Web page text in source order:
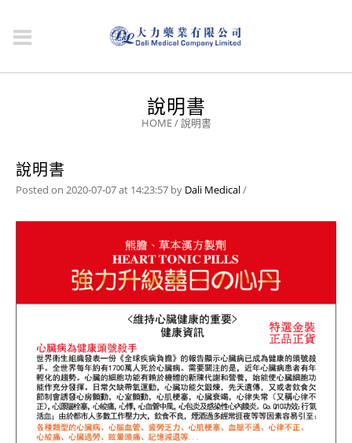
說明書
HOME/說明書
說明書
Posted on 2020-07-07 at 14:23:57 by Dali Medical/